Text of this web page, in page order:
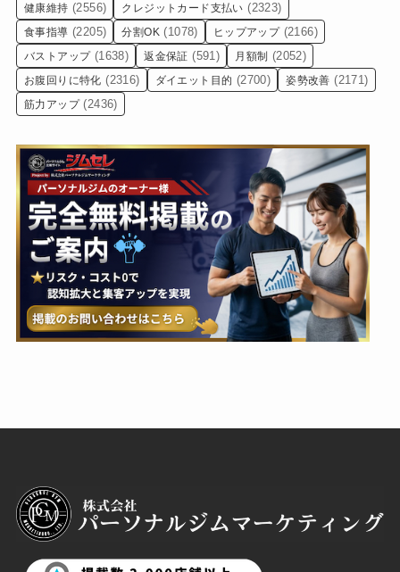
健康維持 (2556) クレジットカード支払い (2323)
食事指導 (2205) 分割OK (1078) ヒップアップ (2166)
バストアップ (1638) 返金保証 (591) 月額制 (2052)
お腹回りに特化 (2316) ダイエット目的 (2700) 姿勢改善 (2171)
筋力アップ (2436)